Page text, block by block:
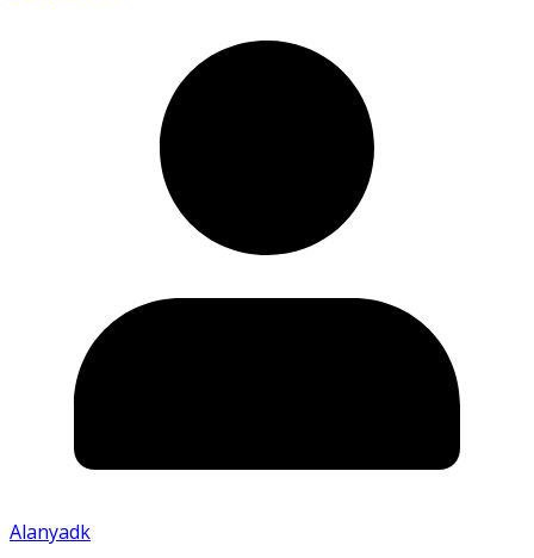
Alanyadk